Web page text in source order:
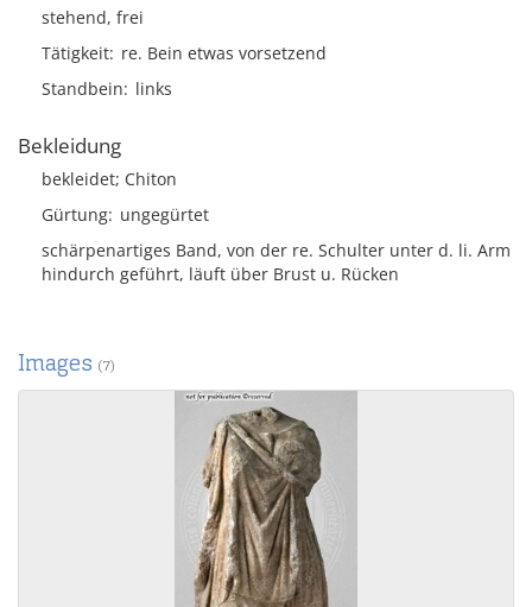
stehend, frei
Tätigkeit re. Bein etwas vorsetzend
Standbein
links
Bekleidung
bekleidet; Chiton
Gürtung ungegürtet
schärpenartiges Band, von der re. Schulter unter d. li. Arm
hindurch geführt, läuft über Brust u. Rücken
Images (7)